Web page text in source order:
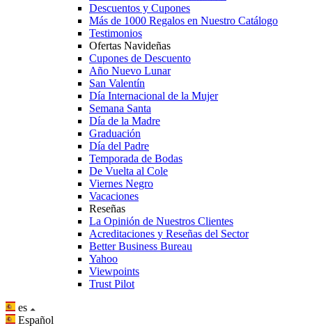
Descuentos y Cupones
Más de 1000 Regalos en Nuestro Catálogo
Testimonios
Ofertas Navideñas
Cupones de Descuento
Año Nuevo Lunar
San Valentín
Día Internacional de la Mujer
Semana Santa
Día de la Madre
Graduación
Día del Padre
Temporada de Bodas
De Vuelta al Cole
Viernes Negro
Vacaciones
Reseñas
La Opinión de Nuestros Clientes
Acreditaciones y Reseñas del Sector
Better Business Bureau
Yahoo
Viewpoints
Trust Pilot
es
Español